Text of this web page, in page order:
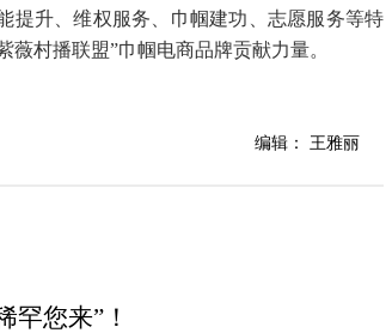
提升、维权服务、巾帼建功、志愿服务等特
村播联盟”巾帼电商品牌贡献力量。
编辑： 王雅丽
罕您来”！